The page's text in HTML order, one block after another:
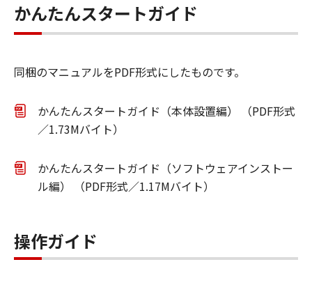
かんたんスタートガイド
同梱のマニュアルをPDF形式にしたものです。
かんたんスタートガイド（本体設置編） （PDF形式
／1.73Mバイト）
かんたんスタートガイド（ソフトウェアインストー
ル編） （PDF形式／1.17Mバイト）
操作ガイド